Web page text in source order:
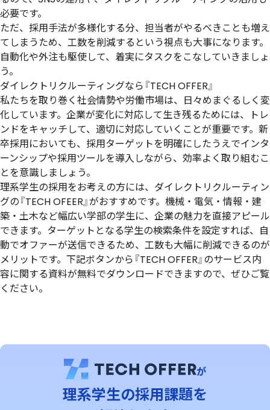
必要です。
ただ、採用手法が多様化する分、担当者がやるべきことも増え
てしまうため、工数を削減するという視点も大事になります。
自動化や外注も駆使して、着実にタスクをこなしていきましょ
う。
ダイレクトリクルーティングなら『TECH OFFER』
私たちを取り巻く社会情勢や労働市場は、日々めまぐるしく変
化しています。企業が変化に対応して生き残るためには、トレ
ンドをキャッチして、適切に対応していくことが重要です。新
卒採用においても、採用ターゲットを明確にしたうえでインタ
ーンシップや採用ツールを導入しながら、効率よく取り組むこ
とを意識しましょう。
理系学生の採用をお考えの方には、ダイレクトリクルーティン
グの『TECH OFEER』がおすすめです。機械・電気・情報・建
築・土木など幅広い学部の学生に、企業の魅力を直接アピール
できます。ターゲットとなる学生の検索条件を設定すれば、自
動でオファーが送信できるため、工数も大幅に削減できるのが
メリットです。下記ボタンから『TECH OFFER』のサービス内
容に関する資料が無料でダウンロードできますので、ぜひご覧
ください。
が
理系学⽣の採用課題を